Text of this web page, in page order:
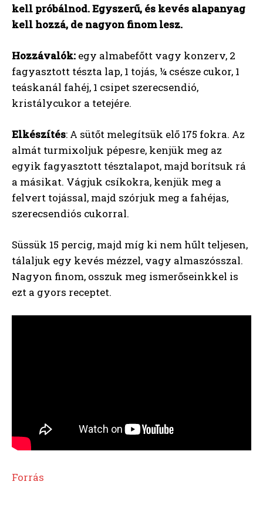
kell próbálnod. Egyszerű, és kevés alapanyag
kell hozzá, de nagyon finom lesz.
Hozzávalók: egy almabefőtt vagy konzerv, 2
fagyasztott tészta lap, 1 tojás, ¼ csésze cukor, 1
teáskanál fahéj, 1 csipet szerecsendió,
kristálycukor a tetejére.
Elkészítés: A sütőt melegítsük elő 175 fokra. Az
almát turmixoljuk pépesre, kenjük meg az
egyik fagyasztott tésztalapot, majd borítsuk rá
a másikat. Vágjuk csíkokra, kenjük meg a
felvert tojással, majd szórjuk meg a fahéjas,
szerecsendiós cukorral.
Süssük 15 percig, majd míg ki nem hűlt teljesen,
tálaljuk egy kevés mézzel, vagy almaszósszal.
Nagyon finom, osszuk meg ismerőseinkkel is
ezt a gyors receptet.
Forrás